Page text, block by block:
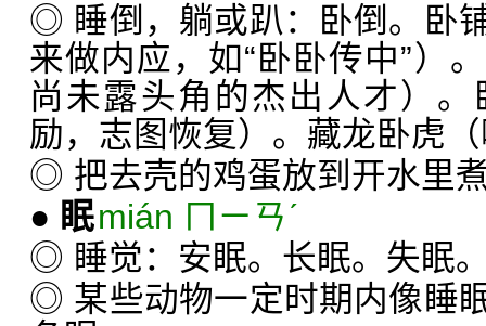
◎ 睡倒，躺或趴：卧倒。卧
来做内应，如“卧卧传中”）
尚未露头角的杰出人才）
励，志图恢复）。藏龙卧虎
◎ 把去壳的鸡蛋放到开水里
● 眠mián ㄇㄧㄢˊ
◎ 睡觉：安眠。长眠。失眠
◎ 某些动物一定时期内像睡